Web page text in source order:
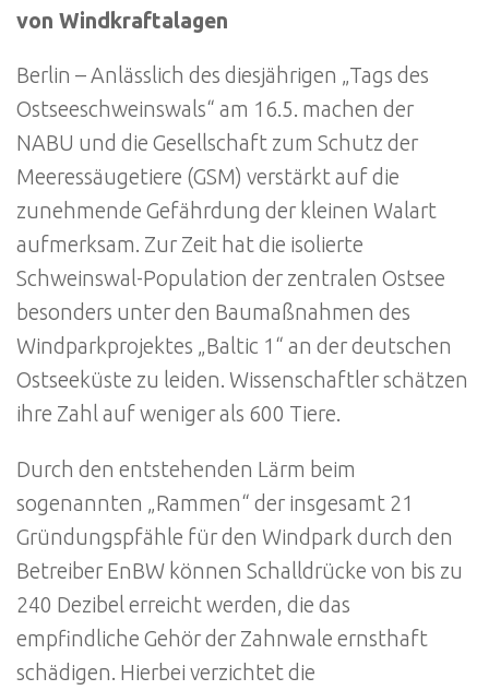
von Windkraftalagen
Berlin – Anlässlich des diesjährigen „Tags des
Ostseeschweinswals“ am 16.5. machen der
NABU und die Gesellschaft zum Schutz der
Meeressäugetiere (GSM) verstärkt auf die
zunehmende Gefährdung der kleinen Walart
aufmerksam. Zur Zeit hat die isolierte
Schweinswal-Population der zentralen Ostsee
besonders unter den Baumaßnahmen des
Windparkprojektes „Baltic 1“ an der deutschen
Ostseeküste zu leiden. Wissenschaftler schätzen
ihre Zahl auf weniger als 600 Tiere.
Durch den entstehenden Lärm beim
sogenannten „Rammen“ der insgesamt 21
Gründungspfähle für den Windpark durch den
Betreiber EnBW können Schalldrücke von bis zu
240 Dezibel erreicht werden, die das
empfindliche Gehör der Zahnwale ernsthaft
schädigen. Hierbei verzichtet die